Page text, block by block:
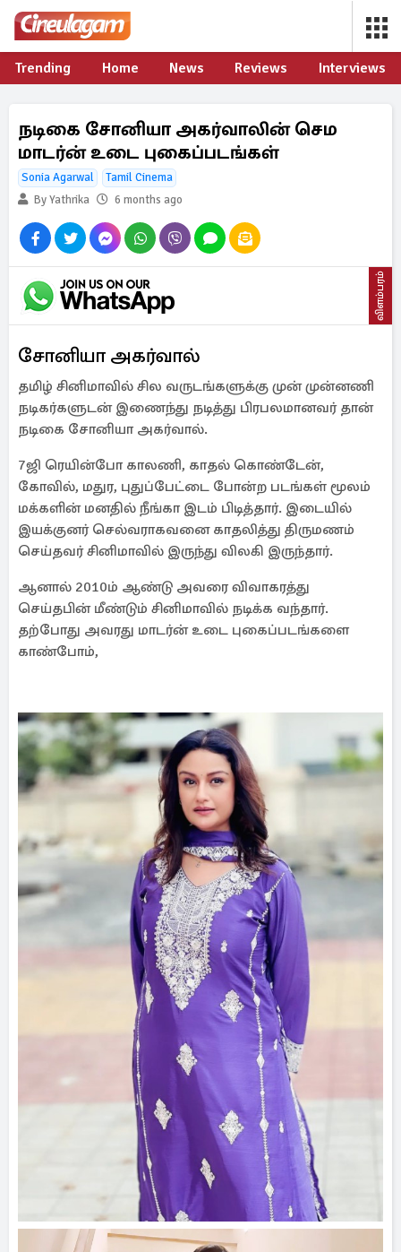
Trending Home News Reviews Interviews
நடிகை சோனியா அகர்வாலின் செம
மாடர்ன் உடை புகைப்படங்கள்
Sonia Agarwal
Tamil Cinema
By Yathrika
6 months ago
விளம்பரம்
சோனியா அகர்வால்
தமிழ் சினிமாவில் சில வருடங்களுக்கு முன் முன்னணி
நடிகர்களுடன் இணைந்து நடித்து பிரபலமானவர் தான்
நடிகை சோனியா அகர்வால்.
7ஜி ரெயின்போ காலணி, காதல் கொண்டேன்,
கோவில், மதுர, புதுப்பேட்டை போன்ற படங்கள் மூலம்
மக்களின் மனதில் நீங்கா இடம் பிடித்தார். இடையில்
இயக்குனர் செல்வராகவனை காதலித்து திருமணம்
செய்தவர் சினிமாவில் இருந்து விலகி இருந்தார்.
ஆனால் 2010ம் ஆண்டு அவரை விவாகரத்து
செய்தபின் மீண்டும் சினிமாவில் நடிக்க வந்தார்.
தற்போது அவரது மாடர்ன் உடை புகைப்படங்களை
காண்போம்,